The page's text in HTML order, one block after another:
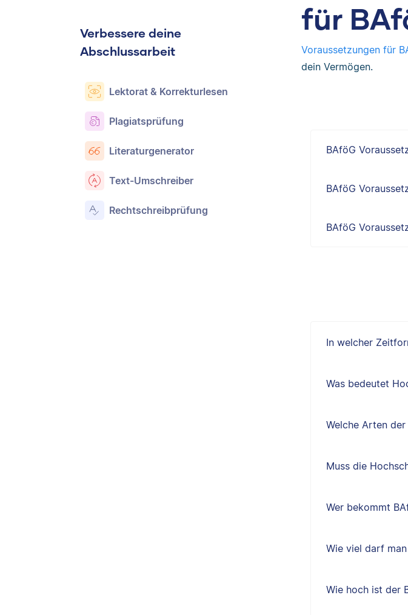
Verbessere deine
Abschlussarbeit
Lektorat & Korrekturlesen
Plagiatsprüfung
Literaturgenerator
Text-Umschreiber
Rechtschreibprüfung
für
Voraussetzungen für
dein Vermögen.
BAföG
BAföG
BAföG
In welcher
Was bedeutet
Welche Arten
Muss die
Wer bekommt
Wie viel darf
Wie hoch ist der